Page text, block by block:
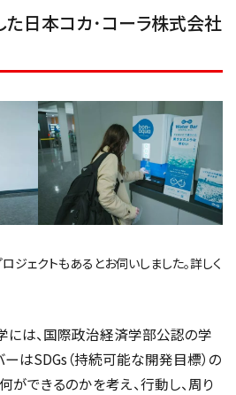
日本コカ･コーラ株式会社
ジェクトもあるとお伺いしました。詳しく
には、国際政治経済学部公認の学
ーはSDGs（持続可能な開発目標）の
ができるのかを考え、行動し、周り